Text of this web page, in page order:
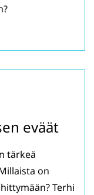
eväät
tärkeä
on
Terhi